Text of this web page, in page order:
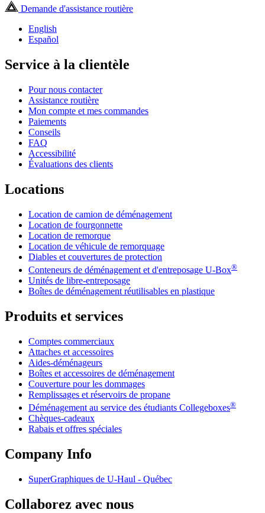
Demande d'assistance routière
English
Español
Service à la clientèle
Pour nous contacter
Assistance routière
Mon compte et mes commandes
Paiements
Conseils
FAQ
Accessibilité
Évaluations des clients
Locations
Location de camion de déménagement
Location de fourgonnette
Location de remorque
Location de véhicule de remorquage
Diables et couvertures de protection
Conteneurs de déménagement et d'entreposage U-Box®
Unités de libre-entreposage
Boîtes de déménagement réutilisables en plastique
Produits et services
Comptes commerciaux
Attaches et accessoires
Aides-déménageurs
Boîtes et accessoires de déménagement
Couverture pour les dommages
Remplissages et réservoirs de propane
Déménagement au service des étudiants Collegeboxes®
Chèques-cadeaux
Rabais et offres spéciales
Company Info
SuperGraphiques de U-Haul - Québec
Collaborez avec nous